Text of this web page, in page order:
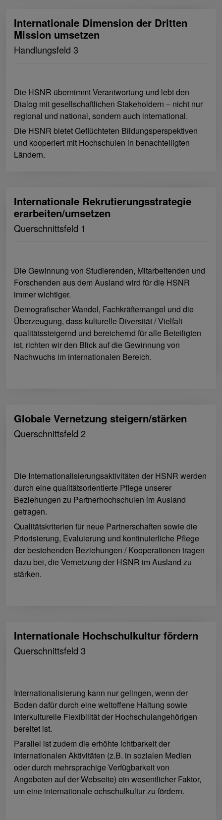
Internationale Dimension der Dritten
Mission umsetzen
Handlungsfeld 3
Die HSNR übernimmt Verantwortung und lebt den
Dialog mit gesellschaftlichen Stakeholdern – nicht nur
regional und national, sondern auch international.
Die HSNR bietet Geflüchteten Bildungsperspektiven
und kooperiert mit Hochschulen in benachteiligten
Ländern.
Internationale Rekrutierungsstrategie
erarbeiten/umsetzen
Querschnittsfeld 1
Die Gewinnung von Studierenden, Mitarbeitenden und
Forschenden aus dem Ausland wird für die HSNR
immer wichtiger.
Demografischer Wandel, Fachkräftemangel und die
Überzeugung, dass kulturelle Diversität / Vielfalt
qualitätssteigernd und bereichernd für alle Beteiligten
ist, richten wir den Blick auf die Gewinnung von
Nachwuchs im internationalen Bereich.
Globale Vernetzung steigern/stärken
Querschnittsfeld 2
Die Internationalisierungsaktivitäten der HSNR werden
durch eine qualitätsorientierte Pflege unserer
Beziehungen zu Partnerhochschulen im Ausland
getragen.
Qualitätskriterien für neue Partnerschaften sowie die
Priorisierung, Evaluierung und kontinuierliche Pflege
der bestehenden Beziehungen / Kooperationen tragen
dazu bei, die Vernetzung der HSNR im Ausland zu
stärken.
Internationale Hochschulkultur fördern
Querschnittsfeld 3
Internationalisierung kann nur gelingen, wenn der
Boden dafür durch eine weltoffene Haltung sowie
interkulturelle Flexibilität der Hochschulangehörigen
bereitet ist.
Parallel ist zudem die erhöhte ichtbarkeit der
internationalen Aktivitäten (z.B. in sozialen Medien
oder durch mehrsprachige Verfügbarkeit von
Angeboten auf der Webseite) ein wesentlicher Faktor,
um eine internationale ochschulkultur zu fördern.